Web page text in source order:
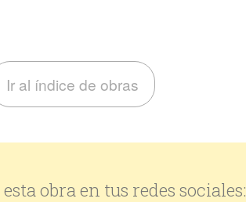
Ir al índice de obras
obra en tus redes sociales: